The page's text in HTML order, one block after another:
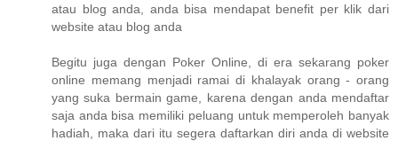
atau blog anda, anda bisa mendapat benefit per klik dari
website atau blog anda
Begitu juga dengan Poker Online, di era sekarang poker
online memang menjadi ramai di khalayak orang - orang
yang suka bermain game, karena dengan anda mendaftar
saja anda bisa memiliki peluang untuk memperoleh banyak
hadiah, maka dari itu segera daftarkan diri anda di website